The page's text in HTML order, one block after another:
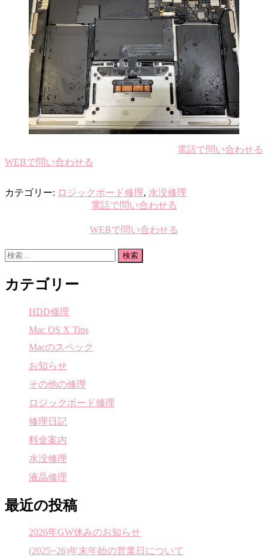
電話で問い合わせる
WEBで問い合わせる
カテゴリー: ロジックボード修理, 水没修理
電話で問い合わせる
WEBで問い合わせる
検
カテゴリー
HDD修理
Mac OS X Tips
Macのスペック
お知らせ
その他の修理
ロジックボード修理
修理日記
料金案内
水没修理
液晶修理
最近の投稿
2026年GW休みのお知らせ
(2025~26)年末年始の営業日について